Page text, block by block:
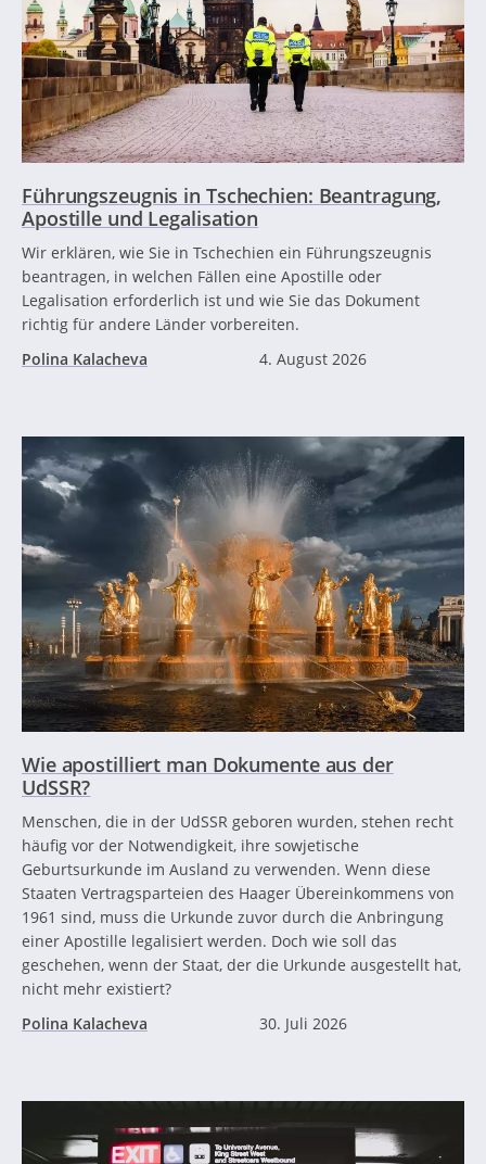
Führungszeugnis in Tschechien: Beantragung,
Apostille und Legalisation
Wir erklären, wie Sie in Tschechien ein Führungszeugnis
beantragen, in welchen Fällen eine Apostille oder
Legalisation erforderlich ist und wie Sie das Dokument
richtig für andere Länder vorbereiten.
Polina Kalacheva
4. August 2026
Wie apostilliert man Dokumente aus der
UdSSR?
Menschen, die in der UdSSR geboren wurden, stehen recht
häufig vor der Notwendigkeit, ihre sowjetische
Geburtsurkunde im Ausland zu verwenden. Wenn diese
Staaten Vertragsparteien des Haager Übereinkommens von
1961 sind, muss die Urkunde zuvor durch die Anbringung
einer Apostille legalisiert werden. Doch wie soll das
geschehen, wenn der Staat, der die Urkunde ausgestellt hat,
nicht mehr existiert?
Polina Kalacheva
30. Juli 2026